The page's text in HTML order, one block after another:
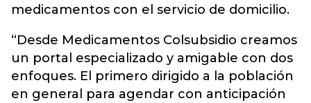
medicamentos con el servicio de domicilio.
“Desde Medicamentos Colsubsidio creamos
un portal especializado y amigable con dos
enfoques. El primero dirigido a la población
en general para agendar con anticipación